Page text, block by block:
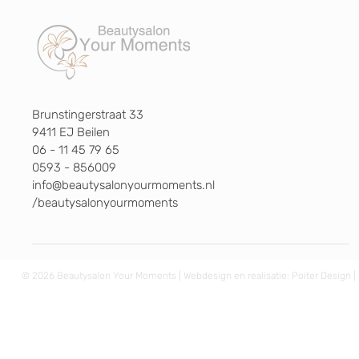
Brunstingerstraat 33
9411 EJ Beilen
06 - 11 45 79 65
0593 - 856009
info@beautysalonyourmoments.nl
/beautysalonyourmoments
© 2026 Beautysalon Your Moments | Webdesign en realisatie: Poiter Design